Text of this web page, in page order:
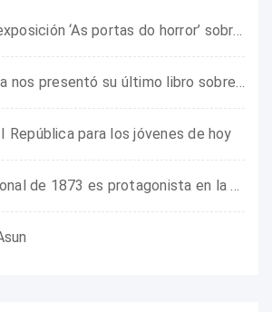
Inauguramos la exposición ‘As portas do horror’ sobre el campo de concentración franquista de Camposancos
Fernando Olmeda nos presentó su último libro sobre la fotógrafa Gerda Taro
República para los jóvenes de hoy
La rebelión cantonal de 1873 es protagonista en la ARMHADH